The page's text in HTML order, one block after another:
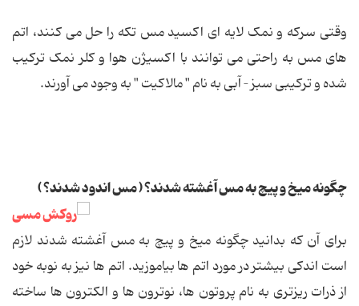
وقتی سرکه و نمک لایه ای اکسید مس تکه را حل می کنند، اتم
های مس به راحتی می توانند با اکسیژن هوا و کلر نمک ترکیب
شده و ترکیبی سبز – آبی به نام " مالاکیت " به وجود می آورند.
چگونه میخ و پیچ به مس آغشته شدند؟ ( مس اندود شدند؟ )
برای آن که بدانید چگونه میخ و پیچ به مس آغشته شدند لازم
است اندکی بیشتر در مورد اتم ها بیاموزید. اتم ها نیز به نوبه خود
از ذرات ریزتری به نام پروتون ها، نوترون ها و الکترون ها ساخته